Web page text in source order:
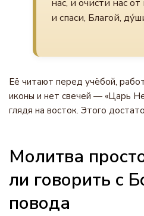
нас, и очисти нас
и спаси, Благой,
Её читают перед учёбой,
иконы и нет свечей — «Царь
глядя на восток. Этого
Молитва
ли говорить с
повода